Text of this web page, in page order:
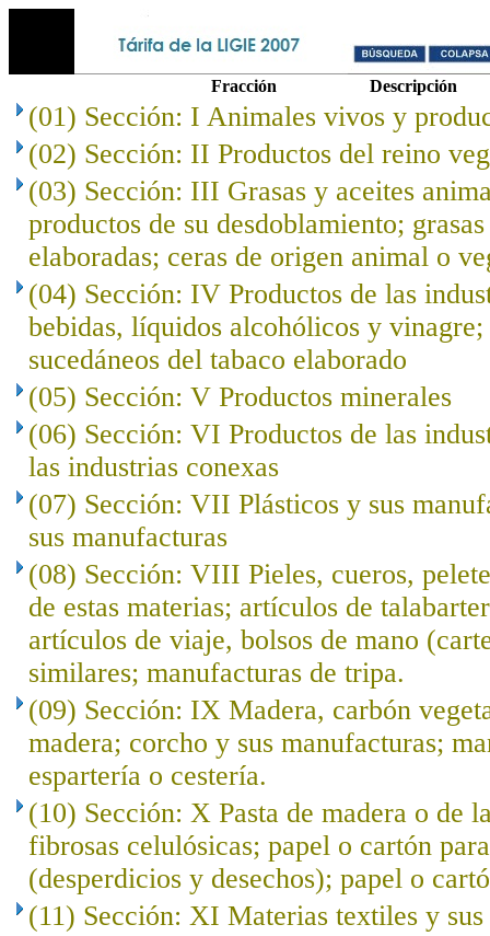
Fracción Descripción
(01) Sección: I Animales vivos y
(02) Sección: II Productos del reino
(03) Sección: III Grasas y aceites
productos de su desdoblamiento;
elaboradas; ceras de origen animal o
(04) Sección: IV Productos de las
bebidas, líquidos alcohólicos y vinagre;
sucedáneos del tabaco elaborado
(05) Sección: V Productos minerales
(06) Sección: VI Productos de las
las industrias conexas
(07) Sección: VII Plásticos y sus
sus manufacturas
(08) Sección: VIII Pieles, cueros,
de estas materias; artículos de
artículos de viaje, bolsos de mano
similares; manufacturas de tripa.
(09) Sección: IX Madera, carbón
madera; corcho y sus manufacturas;
espartería o cestería.
(10) Sección: X Pasta de madera o de
fibrosas celulósicas; papel o cartón
(desperdicios y desechos); papel o
(11) Sección: XI Materias textiles y sus